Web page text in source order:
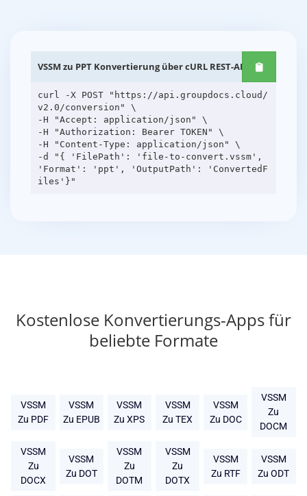
VSSM zu PPT Konvertierung über cURL REST-APIs
curl -X POST "https://api.groupdocs.cloud/
v2.0/conversion" \
-H "Accept: application/json" \
-H "Authorization: Bearer TOKEN" \
-H "Content-Type: application/json" \
-d "{ 'FilePath': 'file-to-convert.vssm',
'Format': 'ppt', 'OutputPath': 'ConvertedF
Kostenlose Konvertierungs-Apps für
beliebte Formate
VSSM
Zu PDF
VSSM
Zu EPUB
VSSM
Zu XPS
VSSM
Zu TEX
VSSM
Zu DOC
VSSM
Zu
DOCM
VSSM
Zu
DOCX
VSSM
Zu DOT
VSSM
Zu
DOTM
VSSM
Zu
DOTX
VSSM
Zu RTF
VSSM
Zu ODT